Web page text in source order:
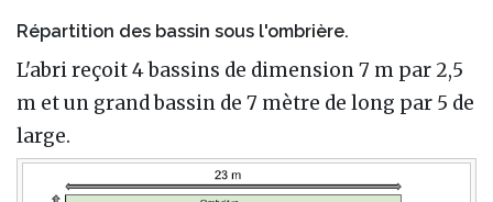
Répartition des bassin sous l'ombrière.
L'abri reçoit 4 bassins de dimension 7 m par 2,5
m et un grand bassin de 7 mètre de long par 5 de
large.